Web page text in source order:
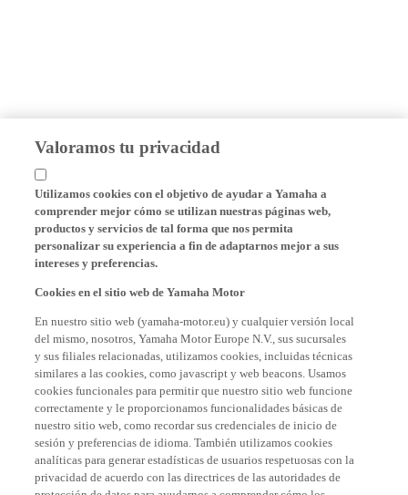
Valoramos tu privacidad
comprender mejor cómo se utilizan nuestras páginas web,
productos y servicios de tal forma que nos permita
personalizar su experiencia a fin de adaptarnos mejor a sus
intereses y preferencias.
del mismo, nosotros, Yamaha Motor Europe N.V., sus sucursales
y sus filiales relacionadas, utilizamos cookies, incluidas técnicas
similares a las cookies, como javascript y web beacons. Usamos
cookies funcionales para permitir que nuestro sitio web funcione
correctamente y le proporcionamos funcionalidades básicas de
nuestro sitio web, como recordar sus credenciales de inicio de
sesión y preferencias de idioma. También utilizamos cookies
analíticas para generar estadísticas de usuarios respetuosas con la
privacidad de acuerdo con las directrices de las autoridades de
protección de datos para ayudarnos a comprender cómo los